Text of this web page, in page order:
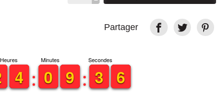
Partager
Heures
3
3
4
4
Minutes
9
9
0
0 8
8
9
9
Secondes
4
3
3 6
6
5